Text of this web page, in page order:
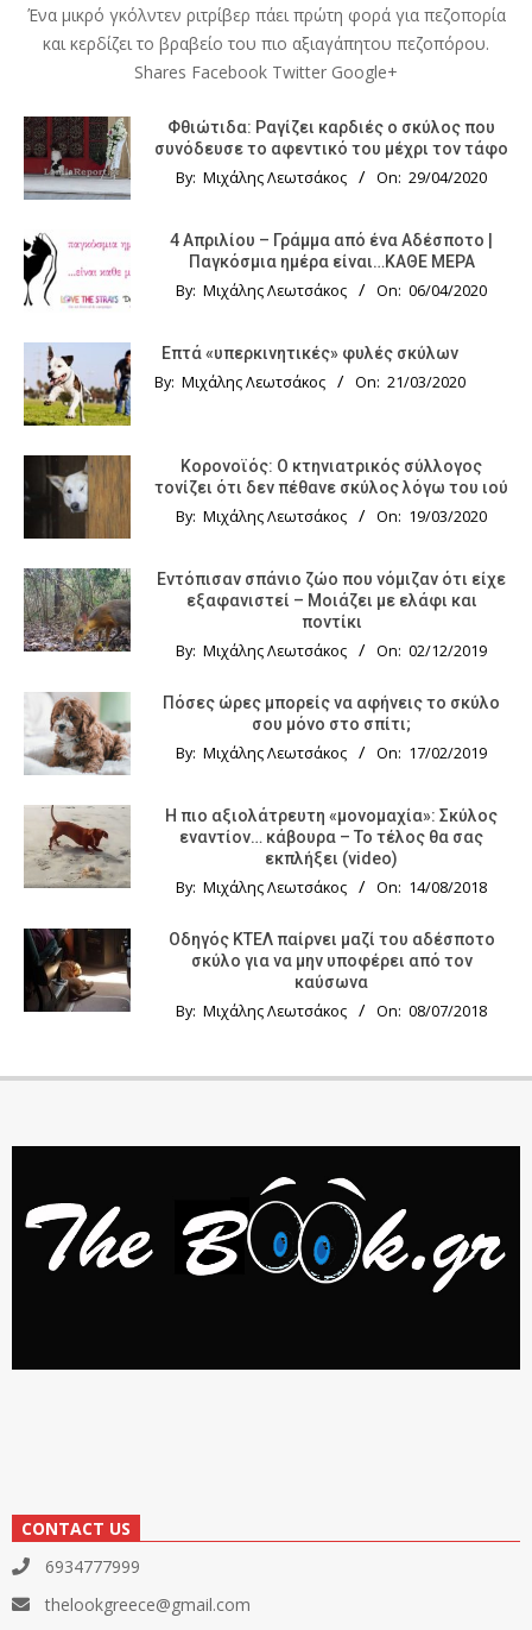
Ένα μικρό γκόλντεν ριτρίβερ πάει πρώτη φορά για πεζοπορία
και κερδίζει το βραβείο του πιο αξιαγάπητου πεζοπόρου.
Shares Facebook Twitter Google+
Φθιώτιδα: Ραγίζει καρδιές ο σκύλος που
συνόδευσε το αφεντικό του μέχρι τον τάφο
By: Μιχάλης Λεωτσάκος On: 29/04/2020
4 Απριλίου – Γράμμα από ένα Αδέσποτο |
Παγκόσμια ημέρα είναι…ΚΑΘΕ ΜΕΡΑ
By: Μιχάλης Λεωτσάκος On: 06/04/2020
Επτά «υπερκινητικές» φυλές σκύλων
By: Μιχάλης Λεωτσάκος On: 21/03/2020
Κορονοϊός: Ο κτηνιατρικός σύλλογος
τονίζει ότι δεν πέθανε σκύλος λόγω του ιού
By: Μιχάλης Λεωτσάκος On: 19/03/2020
Εντόπισαν σπάνιο ζώο που νόμιζαν ότι είχε
εξαφανιστεί – Μοιάζει με ελάφι και
ποντίκι
By: Μιχάλης Λεωτσάκος On: 02/12/2019
Πόσες ώρες μπορείς να αφήνεις το σκύλο
σου μόνο στο σπίτι;
By: Μιχάλης Λεωτσάκος On: 17/02/2019
Η πιο αξιολάτρευτη «μονομαχία»: Σκύλος
εναντίον… κάβουρα – Το τέλος θα σας
εκπλήξει (video)
By: Μιχάλης Λεωτσάκος On: 14/08/2018
Οδηγός KTΕΛ παίρνει μαζί του αδέσποτο
σκύλο για να μην υποφέρει από τον
καύσωνα
By: Μιχάλης Λεωτσάκος On: 08/07/2018
CONTACT US
6934777999
thelookgreece@gmail.com